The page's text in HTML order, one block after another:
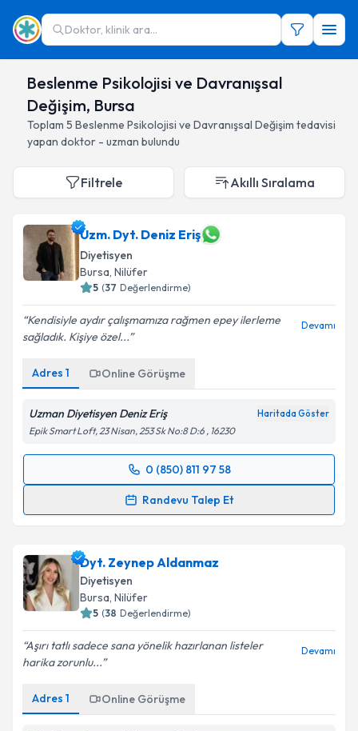
Doktor, klinik ara...
Beslenme Psikolojisi ve Davranışsal
Değişim, Bursa
Toplam 5 Beslenme Psikolojisi ve Davranışsal Değişim tedavisi
yapan doktor - uzman bulundu
Filtrele Akıllı Sıralama
Uzm. Dyt. Deniz Eriş
Diyetisyen
Bursa, Nilüfer
5 (37 Değerlendirme)
Kendisiyle aydır çalışmamıza rağmen epey ilerleme
sağladık. Kişiye özel...
Devamı
Adres 1 Online Görüşme
Uzman Diyetisyen Deniz Eriş Haritada Göster
Epik Smart Loft, 23 Nisan, 253 Sk No:8 D:6 , 16230
0 (850) 811 97 58
Randevu Talep Et
Randevu Takvimi Talebi
takvim hazırlandığında e-posta ile bilgilendireceğiz.
E-posta Adresiniz
kapsamda işlenmesini kabul ediyorum.
Dyt. Zeynep Aldanmaz
Diyetisyen
Bursa, Nilüfer
5 (38 Değerlendirme)
Aşırı tatlı sadece sana yönelik hazırlanan listeler
harika zorunlu...
Devamı
Adres 1 Online Görüşme